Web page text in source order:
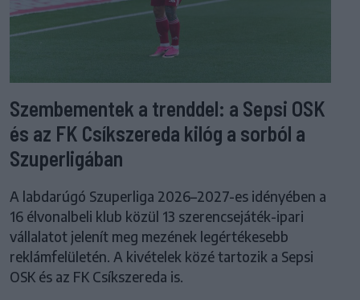
Szembementek a trenddel: a Sepsi OSK
és az FK Csíkszereda kilóg a sorból a
Szuperligában
A labdarúgó Szuperliga 2026–2027-es idényében a
16 élvonalbeli klub közül 13 szerencsejáték-ipari
vállalatot jelenít meg mezének legértékesebb
reklámfelületén. A kivételek közé tartozik a Sepsi
OSK és az FK Csíkszereda is.